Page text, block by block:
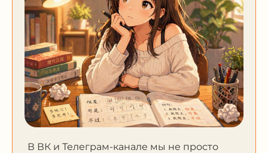
В ВК и Телеграм-канале мы не просто